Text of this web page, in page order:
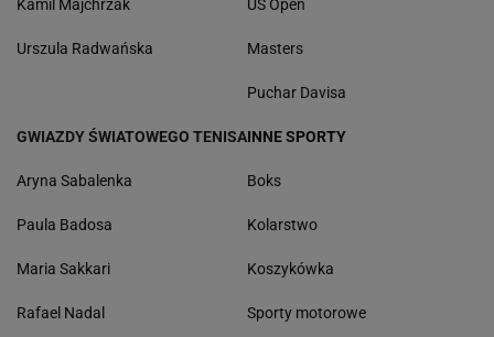
Kamil Majchrzak
Urszula Radwańska
US Open
Masters
Puchar Davisa
GWIAZDY ŚWIATOWEGO TENISA
Aryna Sabalenka
Paula Badosa
Maria Sakkari
Rafael Nadal
INNE SPORTY
Boks
Kolarstwo
Koszykówka
Sporty motorowe